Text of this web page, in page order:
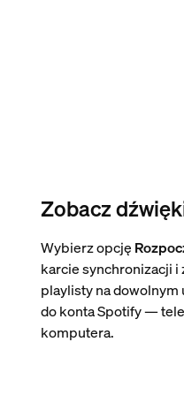
Zobacz
Wybierz opcję
karcie synchronizacji i
playlisty na
do konta Spotify —
komputera.